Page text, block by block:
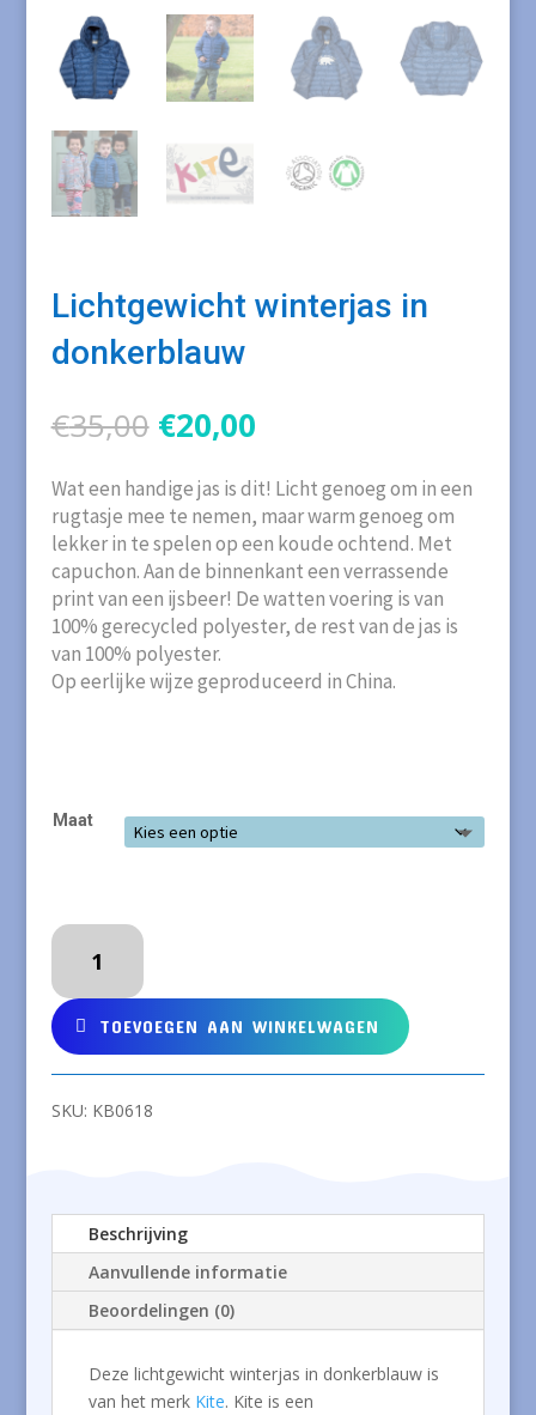
Lichtgewicht winterjas in
donkerblauw
€35,00 Oorspronkelijke
prijs
was:
€35,00.
€20,00Huidige
is:
€20,00.
Wat een handige jas is dit! Licht genoeg om in een
rugtasje mee te nemen, maar warm genoeg om
lekker in te spelen op een koude ochtend. Met
capuchon. Aan de binnenkant een verrassende
print van een ijsbeer! De watten voering is van
100% gerecycled polyester, de rest van de jas is
van 100% polyester.
Op eerlijke wijze geproduceerd in China.
Maat
Lichtgewicht
winterjas
in
donkerblauw
aantal
TOEVOEGEN AAN WINKELWAGEN
SKU: KB0618
Beschrijving
Aanvullende informatie
Beoordelingen (0)
Deze lichtgewicht winterjas in donkerblauw is
van het merk Kite. Kite is een